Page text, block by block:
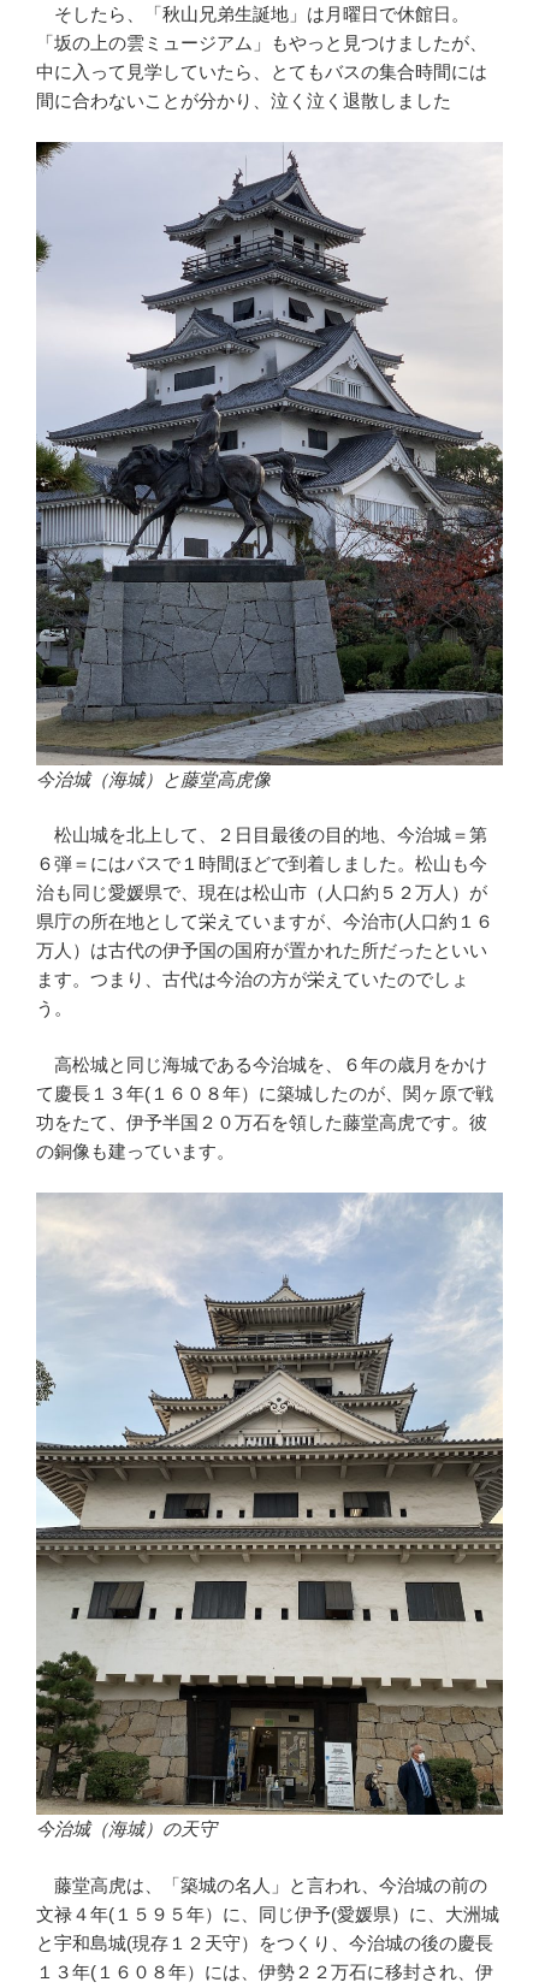
そしたら、「秋山兄弟生誕地」は月曜日で休館日。
「坂の上の雲ミュージアム」もやっと見つけましたが、
中に入って見学していたら、とてもバスの集合時間には
間に合わないことが分かり、泣く泣く退散しました
今治城（海城）と藤堂高虎像
松山城を北上して、２日目最後の目的地、今治城＝第
６弾＝にはバスで１時間ほどで到着しました。松山も今
治も同じ愛媛県で、現在は松山市（人口約５２万人）が
県庁の所在地として栄えていますが、今治市(人口約１６
万人）は古代の伊予国の国府が置かれた所だったといい
ます。つまり、古代は今治の方が栄えていたのでしょ
う。
高松城と同じ海城である今治城を、６年の歳月をかけ
て慶長１３年(１６０８年）に築城したのが、関ヶ原で戦
功をたて、伊予半国２０万石を領した藤堂高虎です。彼
の銅像も建っています。
今治城（海城）の天守
藤堂高虎は、「築城の名人」と言われ、今治城の前の
文禄４年(１５９５年）に、同じ伊予(愛媛県）に、大洲城
と宇和島城(現存１２天守）をつくり、今治城の後の慶長
１３年(１６０８年）には、伊勢２２万石に移封され、伊